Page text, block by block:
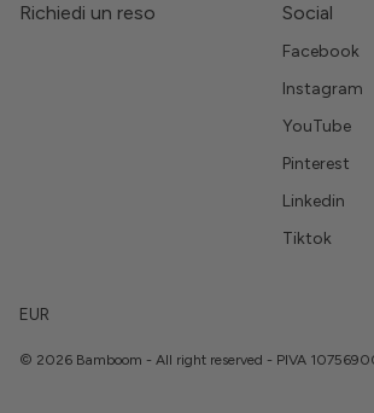
Richiedi un reso Social
Facebook
Instagram
YouTube
Pinterest
Linkedin
Tiktok
EUR
© 2026 Bamboom - All right reserved - PIVA